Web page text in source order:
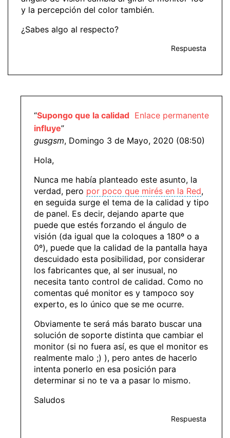
y la percepción del color también.
¿Sabes algo al respecto?
Respuesta
Enlace permanente
“Supongo que la calidad
influye”
gusgsm, Domingo 3 de Mayo, 2020 (08:50)
Hola,
Nunca me había planteado este asunto, la
verdad, pero por poco que mirés en la Red,
en seguida surge el tema de la calidad y tipo
de panel. Es decir, dejando aparte que
puede que estés forzando el ángulo de
visión (da igual que la coloques a 180º o a
0º), puede que la calidad de la pantalla haya
descuidado esta posibilidad, por considerar
los fabricantes que, al ser inusual, no
necesita tanto control de calidad. Como no
comentas qué monitor es y tampoco soy
experto, es lo único que se me ocurre.
Obviamente te será más barato buscar una
solución de soporte distinta que cambiar el
monitor (si no fuera así, es que el monitor es
realmente malo ;) ), pero antes de hacerlo
intenta ponerlo en esa posición para
determinar si no te va a pasar lo mismo.
Saludos
Respuesta